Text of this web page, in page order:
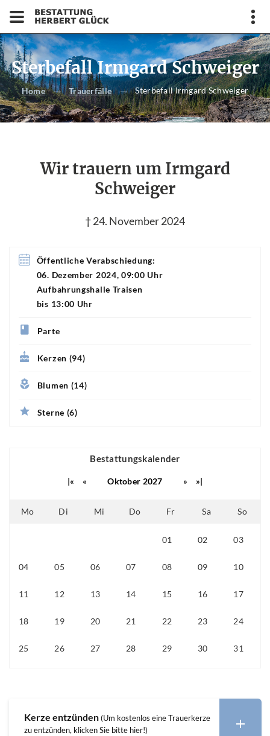
Sterbefall Irmgard Schweiger
Home Trauerfälle Sterbefall Irmgard Schweiger
Wir trauern um Irmgard
Schweiger
† 24. November 2024
Öffentliche Verabschiedung:
06. Dezember 2024, 09:00 Uhr
Aufbahrungshalle Traisen
bis 13:00 Uhr
Parte
Kerzen (94)
Blumen (14)
Sterne (6)
Bestattungskalender
|« « Oktober 2027 » »|
Mo Di Mi Do Fr Sa So
01 02 03
04 05 06 07 08 09 10
11 12 13 14 15 16 17
18 19 20 21 22 23 24
25 26 27 28 29 30 31
Kerze entzünden (Um kostenlos eine Trauerkerze
zu entzünden, klicken Sie bitte hier!)